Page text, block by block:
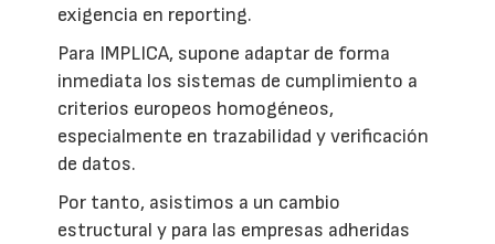
exigencia en reporting.
Para IMPLICA, supone adaptar de forma
inmediata los sistemas de cumplimiento a
criterios europeos homogéneos,
especialmente en trazabilidad y verificación
de datos.
Por tanto, asistimos a un cambio
estructural y para las empresas adheridas